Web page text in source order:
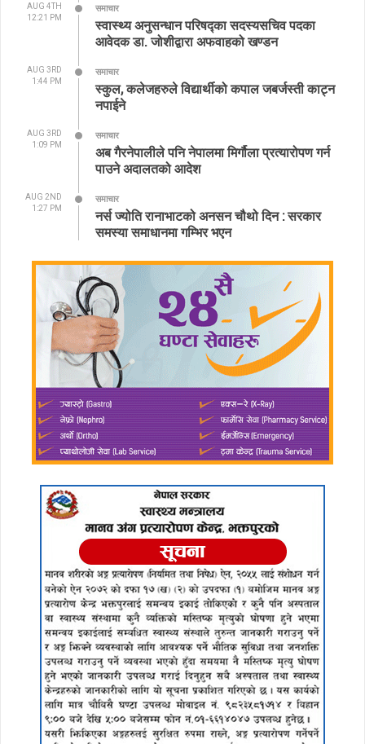
AUG 4TH
12:21 PM
समाचार
स्वास्थ्य अनुसन्धान परिषद्का सदस्यसचिव पदका
आवेदक डा. जोशीद्वारा अफवाहको खण्डन
AUG 3RD
1:44 PM
समाचार
स्कुल, कलेजहरुले विद्यार्थीको कपाल जबर्जस्ती काट्न
नपाईने
AUG 3RD
1:09 PM
समाचार
अब गैरनेपालीले पनि नेपालमा मिर्गौला प्रत्यारोपण गर्न
पाउने अदालतको आदेश
AUG 2ND
1:27 PM
समाचार
नर्स ज्योति रानाभाटको अनसन चौथो दिन : सरकार
समस्या समाधानमा गम्भिर भएन